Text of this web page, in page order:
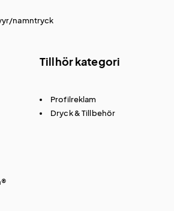
namntryck
Tillhör kategori
Profilreklam
Dryck & Tillbehör